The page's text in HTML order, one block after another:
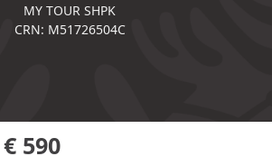
€ 590
MY TOUR SHPK
CRN: M51726504C